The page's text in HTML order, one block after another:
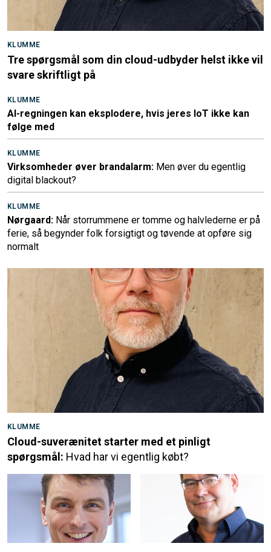
KLUMME
Tre spørgsmål som din cloud-udbyder helst ikke vil
svare skriftligt på
KLUMME
AI-regningen kan eksplodere, hvis jeres IoT ikke kan
følge med
KLUMME
Virksomheder øver brandalarm: Men øver du egentlig
digital blackout?
KLUMME
Nørgaard: Når storrummene er tomme og halvlederne er på
ferie, så begynder folk forsigtigt og tøvende at opføre sig
normalt
KLUMME
Cloud-suverænitet starter med et pinligt
spørgsmål: Hvad har vi egentlig købt?